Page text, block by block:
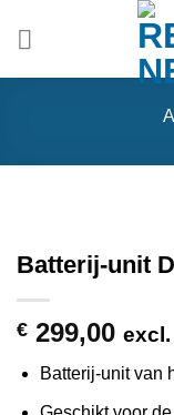
Batterij-unit
€ 299,00
Batterij-unit van